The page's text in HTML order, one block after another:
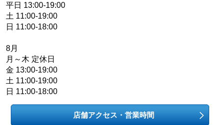
平日 13:00-19:00
土 11:00-19:00
日 11:00-18:00
8月
月～木 定休日
金 13:00-19:00
土 11:00-19:00
日 11:00-18:00
店舗アクセス・営業時間